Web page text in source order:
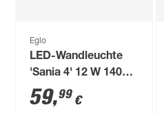
Eglo
LED-Wandleuchte
'Sania 4' 12 W 1400
lm warmweiß 36,5 x
8 x 9 cm
59,99 €